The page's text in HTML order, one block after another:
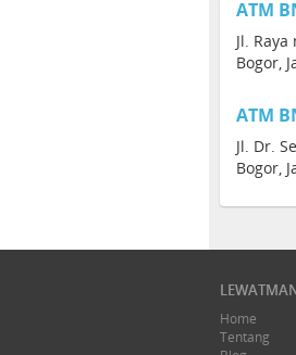
ATM
Jl.
Bogor,
ATM
Jl. Dr.
Bogor,
Home
Tentang